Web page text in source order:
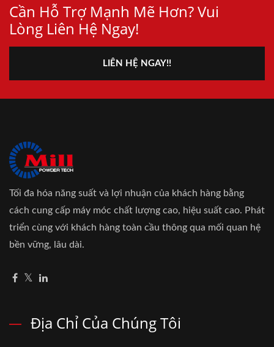
Cần Hỗ Trợ Mạnh Mẽ Hơn? Vui
Lòng Liên Hệ Ngay!
LIÊN HỆ NGAY!!
Tối đa hóa năng suất và lợi nhuận của khách hàng bằng
cách cung cấp máy móc chất lượng cao, hiệu suất cao. Phát
triển cùng với khách hàng toàn cầu thông qua mối quan hệ
bền vững, lâu dài.
Địa Chỉ Của Chúng Tôi